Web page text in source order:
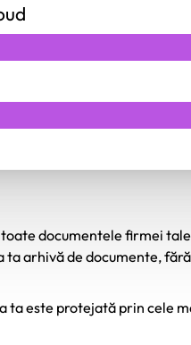
documentele firmei
ta arhivă de documente,
ta este protejată prin cele